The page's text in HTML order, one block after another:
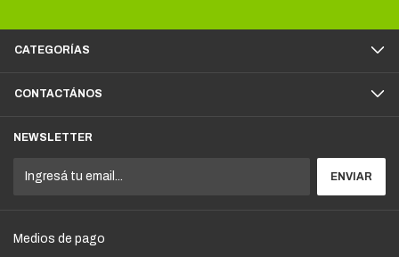
CATEGORÍAS
CONTACTÁNOS
NEWSLETTER
Medios de pago